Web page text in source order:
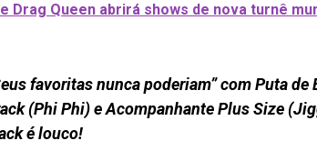
Drag Queen abrirá shows de nova turnê
favoritas nunca poderiam” com Puta
(Phi Phi) e Acompanhante Plus Size
é louco!